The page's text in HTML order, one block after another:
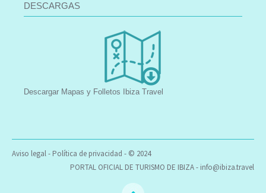
DESCARGAS
Descargar Mapas y Folletos Ibiza Travel
Aviso legal- Política de privacidad - © 2024
PORTAL OFICIAL DE TURISMO DE IBIZA - info@ibiza.travel